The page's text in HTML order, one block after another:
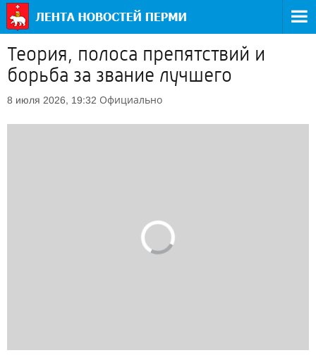
Теория, полоса препятствий и
борьба за звание лучшего
8 июля 2026, 19:32 Официально